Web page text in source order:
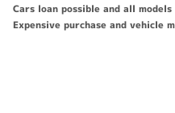
Cars loan possible and all
Expensive purchase and vehicle